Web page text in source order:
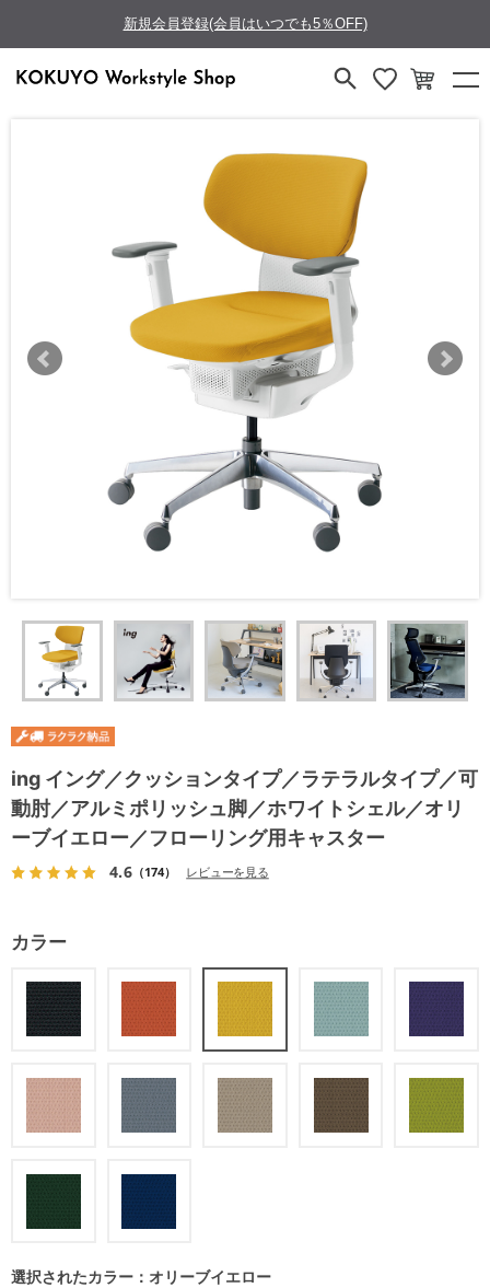
新規会員登録(会員はいつでも5％OFF)
ing イング／クッションタイプ／ラテラルタイプ／可
動肘／アルミポリッシュ脚／ホワイトシェル／オリ
ーブイエロー／フローリング用キャスター
4.6（174） レビューを見る
カラー
選択されたカラー：オリーブイエロー